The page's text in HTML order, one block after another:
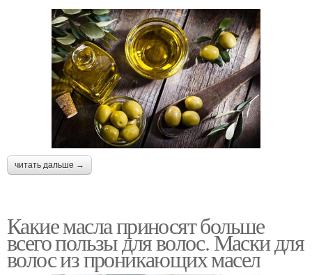
читать дальше →
Какие масла приносят больше
всего пользы для волос. Маски для
волос из проникающих масел